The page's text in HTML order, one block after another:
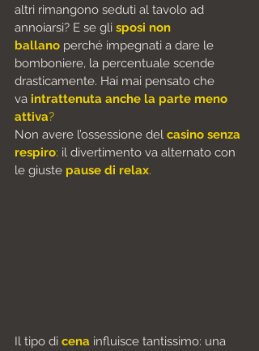
altri rimangono seduti al tavolo ad
annoiarsi? E se gli sposi non
ballano perché impegnati a dare le
bomboniere, la percentuale scende
drasticamente. Hai mai pensato che
va intrattenuta anche la parte meno
attiva?
Non avere l’ossessione del casino senza
respiro: il divertimento va alternato con
le giuste pause di relax.
Il tipo di cena influisce tantissimo: una